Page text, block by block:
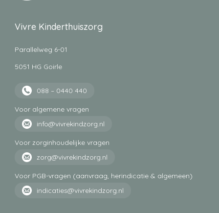
Vivre Kinderthuiszorg
Parallelweg 6-01
5051 HG Goirle
088 – 0440 440
Voor algemene vragen
info@vivrekindzorg.nl
Voor zorginhoudelijke vragen
zorg@vivrekindzorg.nl
Voor PGB-vragen (aanvraag, herindicatie & algemeen)
indicaties@vivrekindzorg.nl